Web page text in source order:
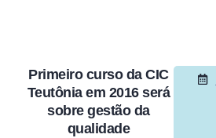
Primeiro curso da CIC
Teutônia em 2016 será
sobre gestão da
qualidade